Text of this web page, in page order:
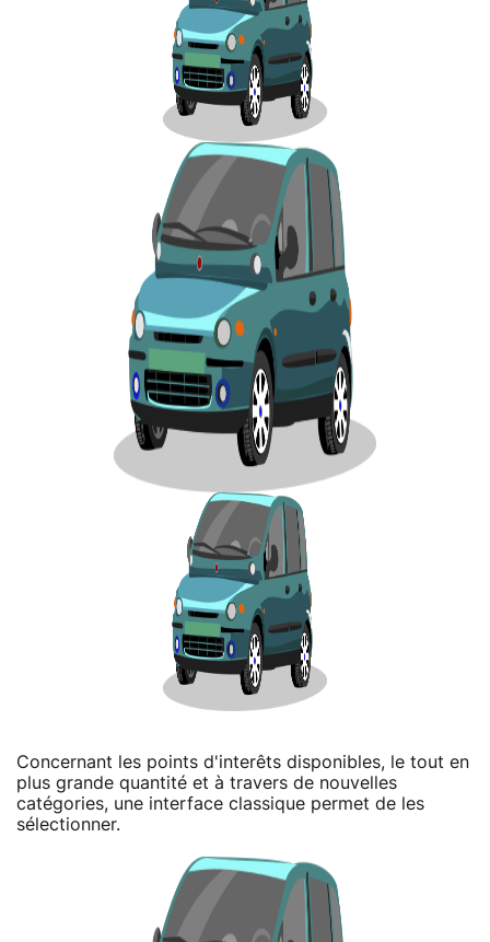
Concernant les points d'interêts disponibles, le tout en
plus grande quantité et à travers de nouvelles
catégories, une interface classique permet de les
sélectionner.